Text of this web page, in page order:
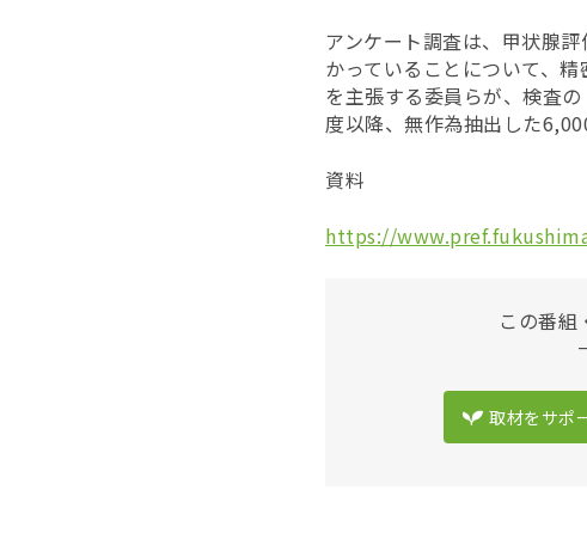
アンケート調査は、甲状腺
かっていることについて、
を主張する委員らが、検査
度以降、無作為抽出した
資料
https://
この番組
取材をサポ